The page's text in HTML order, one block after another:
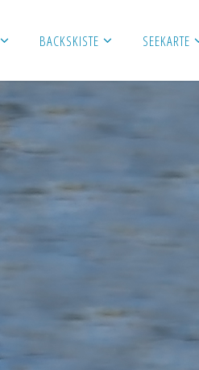
BACKSKISTE SEEKARTE